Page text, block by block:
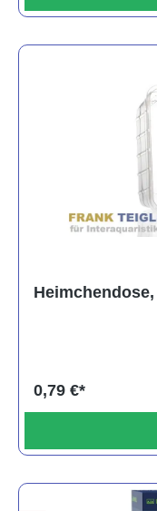
0,79 €*